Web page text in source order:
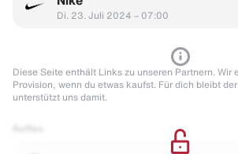
Di. 23. Juli 2024 – 07:00
Diese Seite enthält Links zu unseren Partnern. Wir
Provision, wenn du etwas kaufst. Für dich bleibt
unterstützt uns damit.